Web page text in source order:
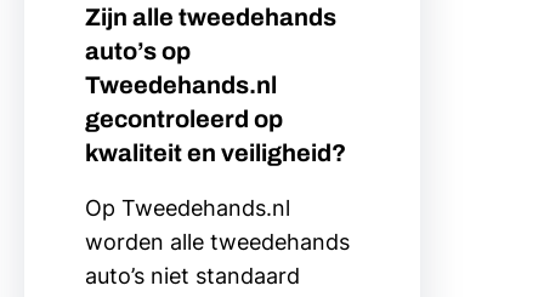
Zijn alle tweedehands
auto’s op
Tweedehands.nl
gecontroleerd op
kwaliteit en veiligheid?
Op Tweedehands.nl
worden alle tweedehands
auto’s niet standaard